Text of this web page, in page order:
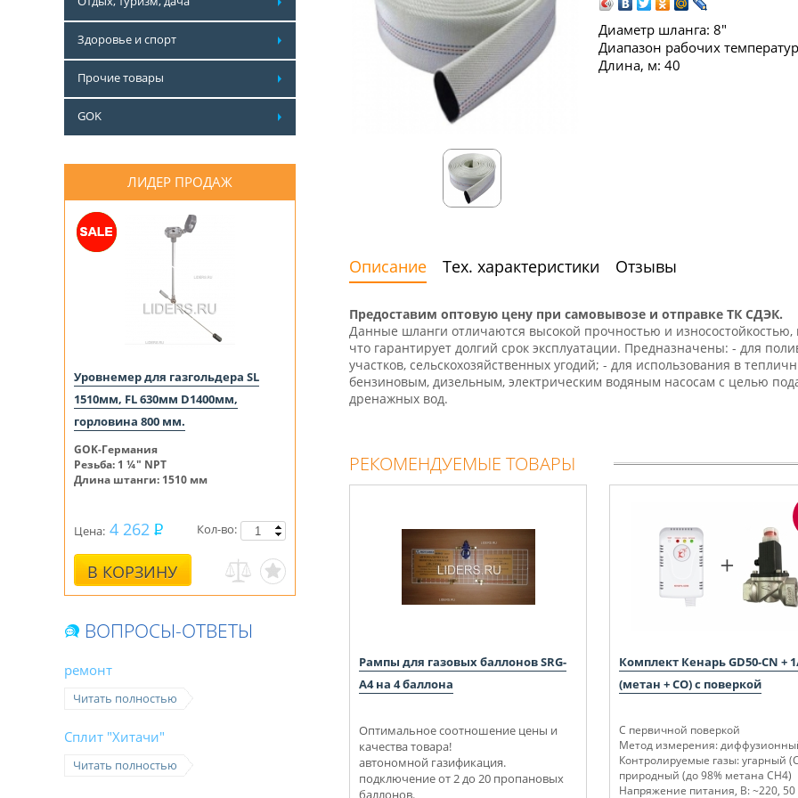
Здоровье и спорт
Прочие товары
GOK
ЛИДЕР ПРОДАЖ
Уровнемер для газгольдера SL
1510мм, FL 630мм D1400мм,
горловина 800 мм.
GOK-Германия
Резьба: 1 ¼" NPT
Длина штанги: 1510 мм
Цена: 4 262
В КОРЗИНУ
Кол-во:
ВОПРОСЫ-ОТВЕТЫ
ремонт
Читать полностью
Сплит "Хитачи"
Читать полностью
Диаметр шланга: 8"
Диапазон рабочих
Длина, м: 40
Описание Тех. характеристики Отзывы
Предоставим оптовую цену при самовывозе и отправке ТК СДЭК.
Данные шланги отличаются высокой прочностью и износостойкостью,
что гарантирует долгий срок эксплуатации. Предназначены: - для
участков, сельскохозяйственных угодий; - для использования в
бензиновым, дизельным, электрическим водяным насосам с целью
дренажных вод.
РЕКОМЕНДУЕМЫЕ ТОВАРЫ
Рампы для газовых баллонов SRG-
А4 на 4 баллона
Оптимальное соотношение цены и
качества товара!
автономной газификация.
подключение от 2 до 20 пропановых
баллонов.
Комплект Кенарь GD50-CN +
(метан + СО) с поверкой
С первичной поверкой
Метод измерения:
Контролируемые газы: угарный
природный (до 98% метана СН4)
Напряжение питания, В: ~220, 50